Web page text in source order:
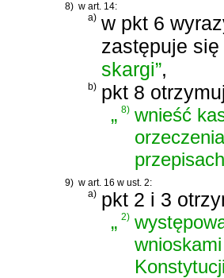
8) w art. 14:
a) w pkt 6
zastępuje
skargi”,
b) pkt 8
„8) wnieść
9) w art. 16 w ust. 2:
a) pkt 2 i 3
„2)